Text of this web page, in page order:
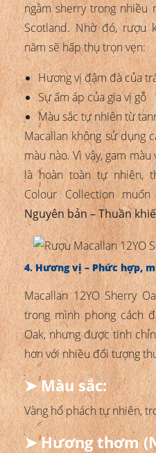
ngâm sherry trong nhiều
Scotland. Nhờ đó, rượu
năm sẽ hấp thụ trọn vẹn:
Hương vị đậm đà của
Sự ấm áp của gia vị gỗ
Màu sắc tự nhiên từ
Macallan không sử dụng
màu nào. Vì vậy, gam
là hoàn toàn tự nhiên,
Colour Collection
Nguyên bản – Thuần
4. Hương vị – Phức hợp,
Macallan 12YO Sherry
trong mình phong cách
Oak, nhưng được tinh
hơn với nhiều đối tượng
➤ Màu sắc:
Vàng hổ phách tự nhiên,
➤ Hương thơm